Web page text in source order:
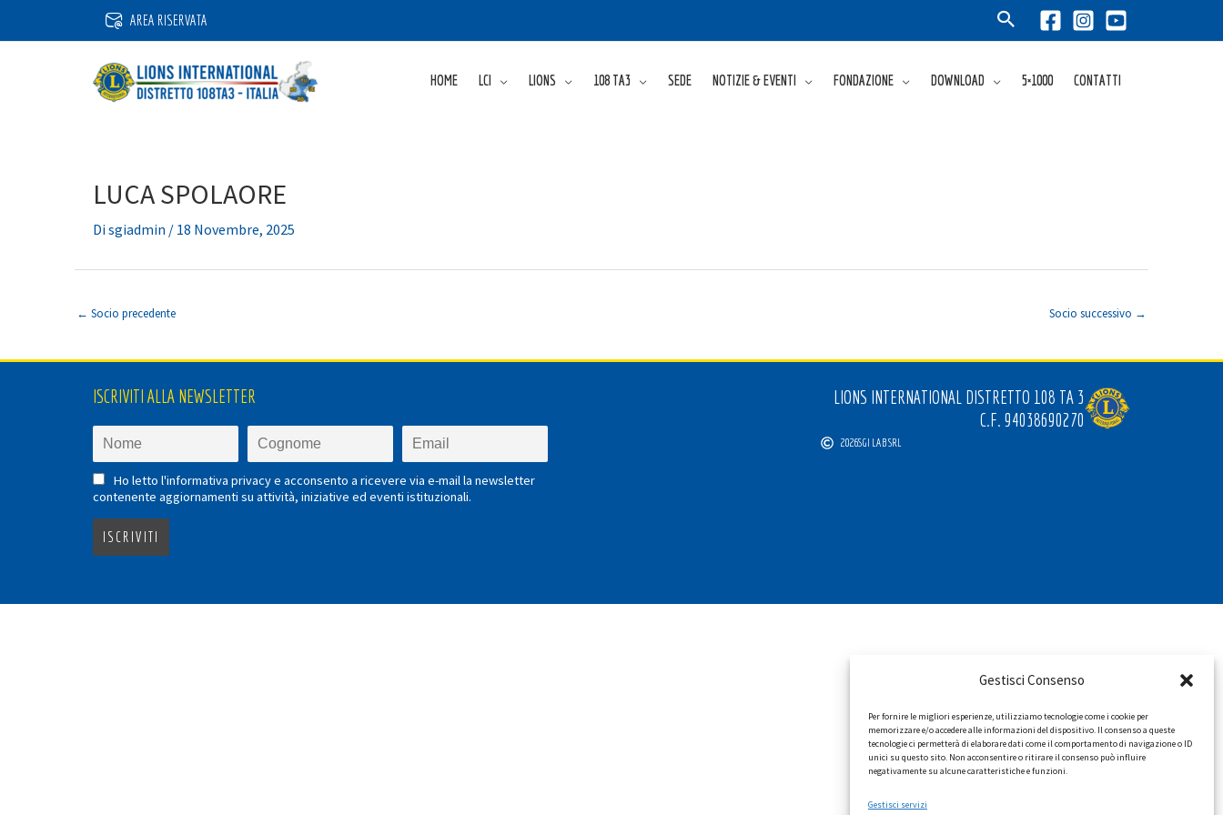
Gestisci Consenso
Per fornire le migliori esperienze, utilizziamo tecnologie come i cookie per
memorizzare e/o accedere alle informazioni del dispositivo. Il consenso a queste
tecnologie ci permetterà di elaborare dati come il comportamento di navigazione o ID
unici su questo sito. Non acconsentire o ritirare il consenso può influire
negativamente su alcune caratteristiche e funzioni.
Gestisci servizi
AREA RISERVATA
HOME LCI LIONS 108 TA3 SEDE NOTIZIE & EVENTI FONDAZIONE DOWNLOAD 5×1000 CONTATTI
LUCA SPOLAORE
Disgiadmin / 18 Novembre, 2025
← Socio precedente Socio successivo →
ISCRIVITI ALLA NEWSLETTER
Ho letto l'informativa privacy e acconsento a ricevere via e-mail la newsletter
contenente aggiornamenti su attività, iniziative ed eventi istituzionali.
LIONS INTERNATIONAL DISTRETTO 108 TA 3
C.F. 94038690270
2026SGI LAB SRL